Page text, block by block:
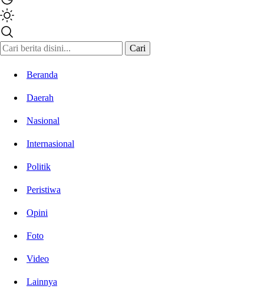
Inisiatif.co
Stay Connected Stay Informed
Cari
Beranda
Daerah
Nasional
Internasional
Politik
Peristiwa
Opini
Foto
Video
Lainnya